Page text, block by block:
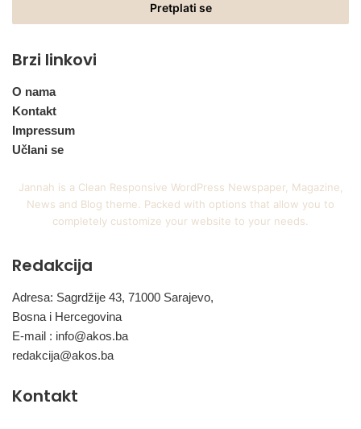
Brzi linkovi
O nama
Kontakt
Impressum
Učlani se
Jannah is a Clean Responsive WordPress Newspaper, Magazine,
News and Blog theme. Packed with options that allow you to
completely customize your website to your needs.
Redakcija
Adresa: Sagrdžije 43, 71000 Sarajevo,
Bosna i Hercegovina
E-mail : info@akos.ba
redakcija@akos.ba
Kontakt